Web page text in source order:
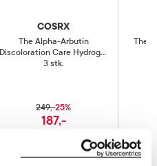
COSRX
The Alpha-Arbutin
Discoloration Care Hydrogel
Mask,
3 stk.
249,-25%
187,-
The